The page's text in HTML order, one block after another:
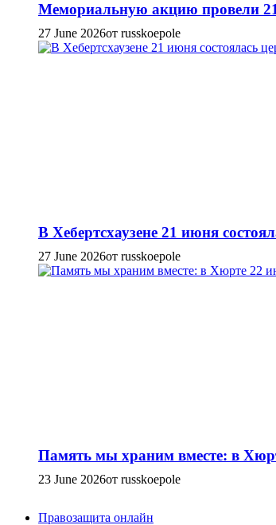
Мемориальную акцию провели 21
27 June 2026от russkoepole
В Хебертсхаузене 21 июня
27 June 2026от russkoepole
Память мы храним вместе: в
23 June 2026от russkoepole
Правозащита онлайн